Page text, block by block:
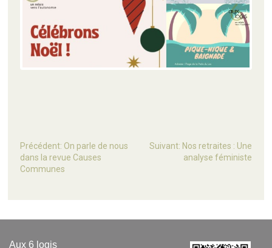
Précédent: On parle de nous
dans la revue Causes
Communes
Suivant: Nos retraites : Une
analyse féministe
Aux 6 logis